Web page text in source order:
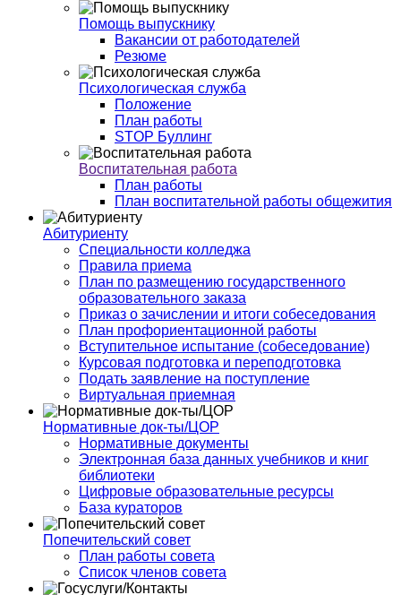
Помощь выпускнику
Вакансии от работодателей
Резюме
Психологическая служба
Положение
План работы
STOP Буллинг
Воспитательная работа
План работы
План воспитательной работы общежития
Абитуриенту
Специальности колледжа
Правила приема
План по размещению государственного
образовательного заказа
Приказ о зачислении и итоги собеседования
План профориентационной работы
Вступительное испытание (собеседование)
Курсовая подготовка и переподготовка
Подать заявление на поступление
Виртуальная приемная
Нормативные док-ты/ЦОР
Нормативные документы
Электронная база данных учебников и книг
библиотеки
Цифровые образовательные ресурсы
База кураторов
Попечительский совет
План работы совета
Список членов совета